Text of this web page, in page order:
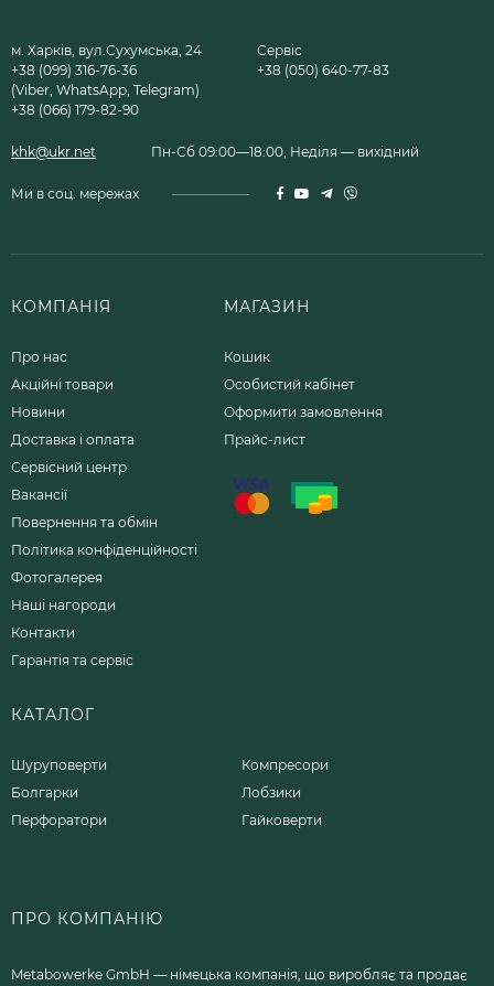
м. Харків, вул.Сухумська, 24
+38 (099) 316-76-36
(Viber, WhatsApp, Telegram)
+38 (066) 179-82-90
Сервіс
+38 (050) 640-77-83
khk@ukr.net Пн-Сб 09:00—18:00, Неділя — вихідний
Ми в соц. мережах
КОМПАНІЯ
Про нас
Акційні товари
Новини
Доставка і оплата
Сервісний центр
Вакансії
Повернення та обмін
Політика конфіденційності
Фотогалерея
Наші нагороди
Контакти
Гарантія та сервіс
МАГАЗИН
Кошик
Особистий кабінет
Оформити замовлення
Прайс-лист
КАТАЛОГ
Шуруповерти
Болгарки
Перфоратори
Компресори
Лобзики
Гайковерти
ПРО КОМПАНІЮ
Metabowerke GmbH — німецька компанія, що виробляє та продає